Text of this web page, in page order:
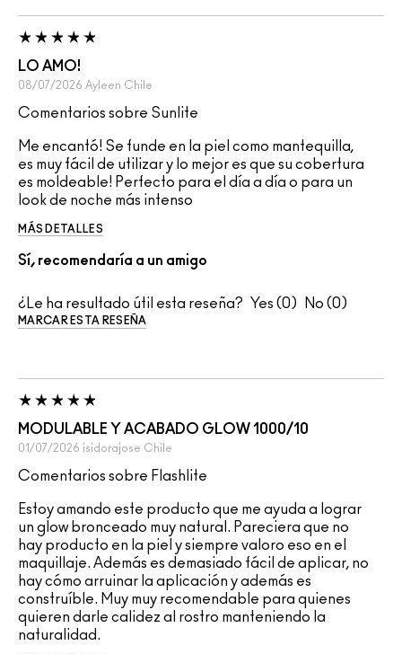
LO AMO!
08/07/2026 Ayleen Chile
Comentarios sobre Sunlite
Me encantó! Se funde en la piel como mantequilla,
es muy fácil de utilizar y lo mejor es que su cobertura
es moldeable! Perfecto para el día a día o para un
look de noche más intenso
MÁS DETALLES
Sí, recomendaría a un amigo
¿Le ha resultado útil esta reseña? 0 0
MARCAR ESTA RESEÑA
MODULABLE Y ACABADO GLOW 1000/10
01/07/2026 isidorajose Chile
Comentarios sobre Flashlite
Estoy amando este producto que me ayuda a lograr
un glow bronceado muy natural. Pareciera que no
hay producto en la piel y siempre valoro eso en el
maquillaje. Además es demasiado fácil de aplicar, no
hay cómo arruinar la aplicación y además es
construíble. Muy muy recomendable para quienes
quieren darle calidez al rostro manteniendo la
naturalidad.